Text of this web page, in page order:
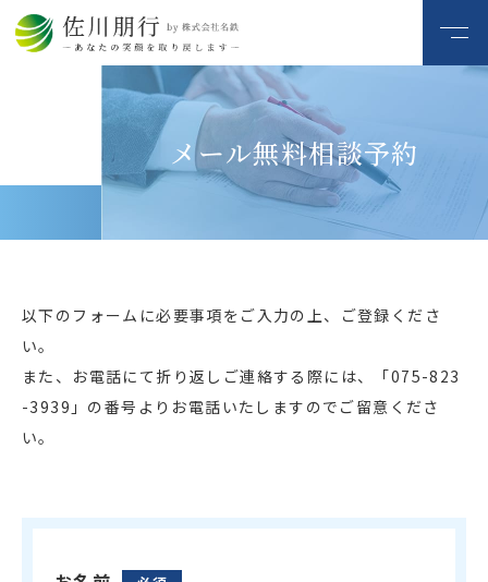
メール無料相談予約
以下のフォームに必要事項をご入力の上、ご登録くださ
い。
また、お電話にて折り返しご連絡する際には、
「075-823
-3939」の番号よりお電話いたしますのでご留意くださ
い。